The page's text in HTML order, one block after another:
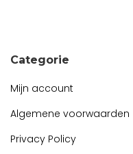
Categorie
Mijn account
Algemene voorwaarden
Privacy Policy